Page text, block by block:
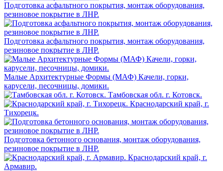
Подготовка асфальтного покрытия, монтаж оборудования,
резиновое покрытие в ЛНР.
Подготовка асфальтного покрытия, монтаж оборудования,
резиновое покрытие в ЛНР.
Малые Архитектурные Формы (МАФ) Качели, горки,
карусели, песочницы, домики.
Тамбовская обл. г. Котовск.
Краснодарский край, г.
Тихорецк.
Подготовка бетонного основания, монтаж оборудования,
резиновое покрытие в ЛНР.
Краснодарский край, г.
Армавир.